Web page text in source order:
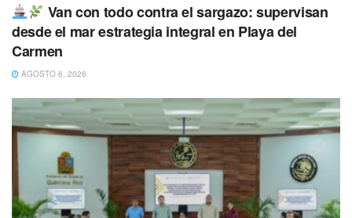
Al momento de desaparecer el joven, vestía camisa de
color oscuro y pantalón también oscuro y una gorra azul.
Si tienes información de su paradero, agradecerían mucho
sus familiares y autoridades que por favor te comuniques
al 998 881 7150 ext. 2130.
Van con todo contra el sargazo: supervisan
desde el mar estrategia integral en Playa del
Carmen
AGOSTO 6, 2026